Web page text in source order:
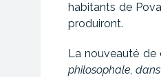
habitants de
produiront.
La nouveauté de
philosophale,